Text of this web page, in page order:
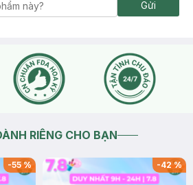
Gửi
RIÊNG CHO BẠN
-55% -42%